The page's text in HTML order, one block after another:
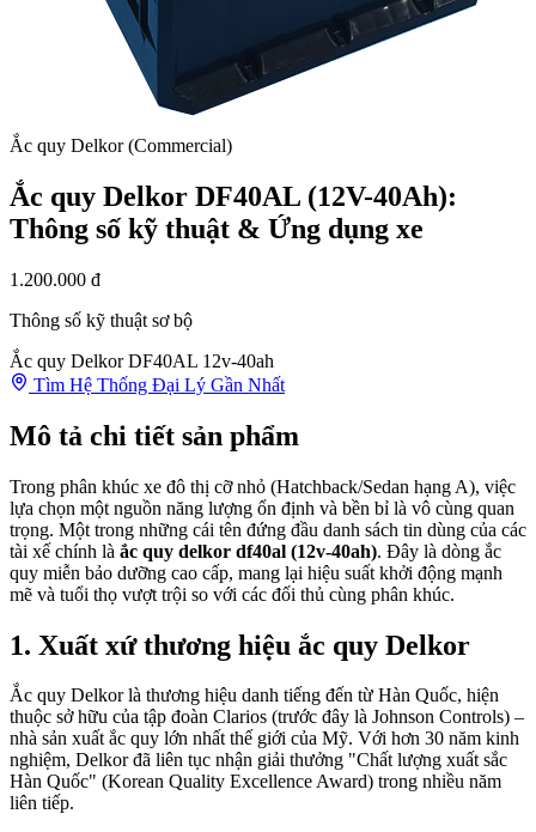
Ắc quy Delkor (Commercial)
Ắc quy Delkor DF40AL (12V-40Ah):
Thông số kỹ thuật & Ứng dụng xe
1.200.000 đ
Thông số kỹ thuật sơ bộ
Ắc quy Delkor DF40AL 12v-40ah
Tìm Hệ Thống Đại Lý Gần Nhất
Mô tả chi tiết sản phẩm
Trong phân khúc xe đô thị cỡ nhỏ (Hatchback/Sedan hạng A), việc
lựa chọn một nguồn năng lượng ổn định và bền bỉ là vô cùng quan
trọng. Một trong những cái tên đứng đầu danh sách tin dùng của các
tài xế chính là ắc quy delkor df40al (12v-40ah). Đây là dòng ắc
quy miễn bảo dưỡng cao cấp, mang lại hiệu suất khởi động mạnh
mẽ và tuổi thọ vượt trội so với các đối thủ cùng phân khúc.
1. Xuất xứ thương hiệu ắc quy Delkor
Ắc quy Delkor là thương hiệu danh tiếng đến từ Hàn Quốc, hiện
thuộc sở hữu của tập đoàn Clarios (trước đây là Johnson Controls) –
nhà sản xuất ắc quy lớn nhất thế giới của Mỹ. Với hơn 30 năm kinh
nghiệm, Delkor đã liên tục nhận giải thưởng "Chất lượng xuất sắc
Hàn Quốc" (Korean Quality Excellence Award) trong nhiều năm
liên tiếp.